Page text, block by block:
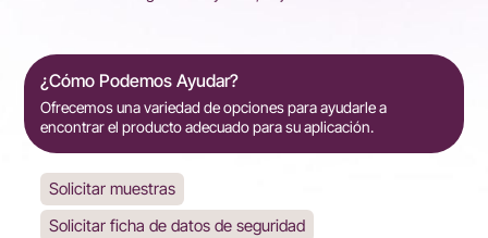
¿Cómo Podemos Ayudar?
Ofrecemos una variedad de opciones para ayudarle a
encontrar el producto adecuado para su aplicación.
Solicitar muestras
Solicitar ficha de datos de seguridad